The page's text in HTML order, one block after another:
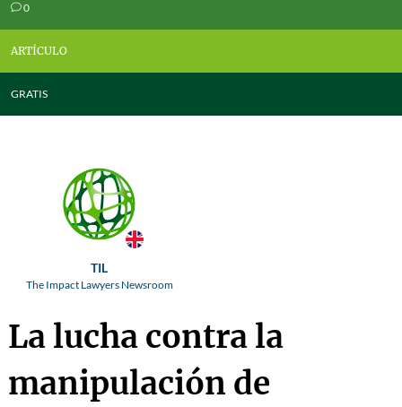
v0
ARTÍCULO
GRATIS
TIL
The Impact Lawyers Newsroom
La lucha contra la
manipulación de